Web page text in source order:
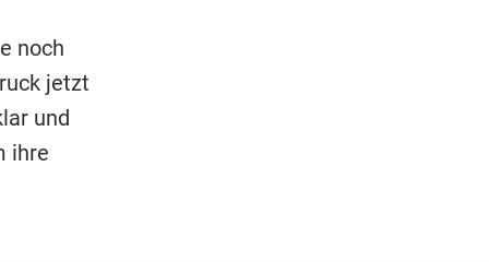
noch
jetzt
und
ihre